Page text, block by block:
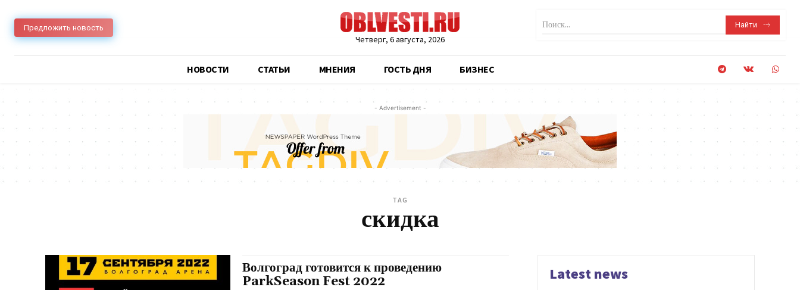
Предложить новость
Четверг, 6 августа, 2026
Поиск... Найти
НОВОСТИ CТАТЬИ МНЕНИЯ ГОСТЬ ДНЯ БИЗНЕС
- Advertisement -
TAG
скидка
Волгоград готовится к проведению
ParkSeason Fest 2022
Latest news